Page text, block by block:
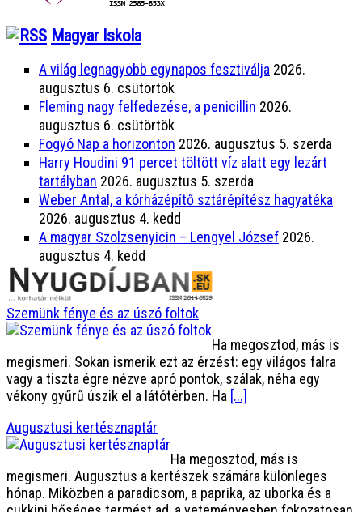
Magyar Iskola
A világ legnagyobb egynapos fesztiválja 2026.
augusztus 6. csütörtök
Fleming nagy felfedezése, a penicillin 2026.
augusztus 6. csütörtök
Fogyó Nap a horizonton 2026. augusztus 5. szerda
Harry Houdini 91 percet töltött víz alatt egy lezárt
tartályban 2026. augusztus 5. szerda
Weber Antal, a kórházépítő sztárépítész hagyatéka
2026. augusztus 4. kedd
A magyar Szolzsenyicin – Lengyel József 2026.
augusztus 4. kedd
Szemünk fénye és az úszó foltok
Ha megosztod, más is
megismeri. Sokan ismerik ezt az érzést: egy világos falra
vagy a tiszta égre nézve apró pontok, szálak, néha egy
vékony gyűrű úszik el a látótérben. Ha [...]
Augusztusi kertésznaptár
Ha megosztod, más is
megismeri. Augusztus a kertészek számára különleges
hónap. Miközben a paradicsom, a paprika, az uborka és a